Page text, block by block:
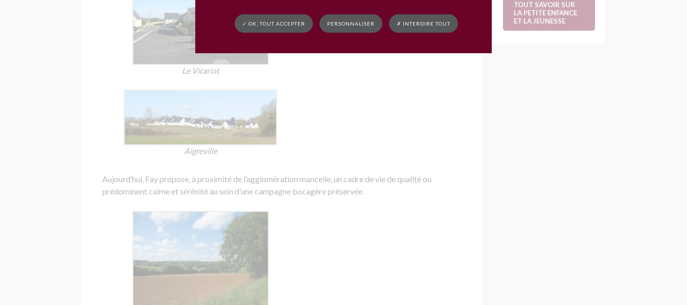
Le Vicariat
Aigreville
Aujourd’hui, Fay propose, à proximité de l’agglomération mancelle, un cadre de vie de qualité ou
prédominent calme et sérénité au sein d’une campagne bocagère préservée.
TOUT SAVOIR SUR
LA PETITE ENFANCE
ET LA JEUNESSE
✓ OK, TOUT ACCEPTER PERSONNALISER ✗ INTERDIRE TOUT